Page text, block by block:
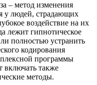
– метод изменения
у людей, страдающих
воздействие на их
лежит гипнотическое
полностью устранить
кодирования
программы
включать также
методы.